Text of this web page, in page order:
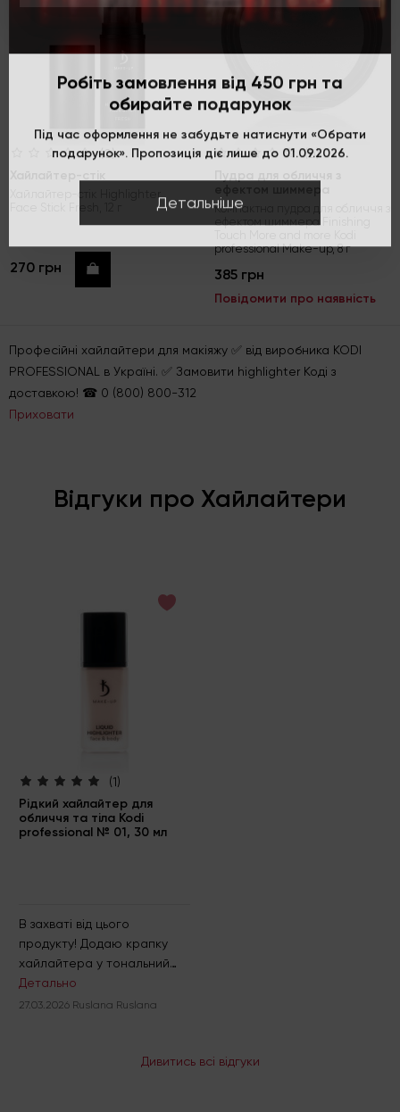
(0)
270 грн Купити
(0)
Компактна пудра для обличчя з
professional Make-up, 8 г
385 грн
Повідомити про наявність
Професійні хайлайтери для макіяжу ✅ від виробника KODI
PROFESSIONAL в Україні. ✅ Замовити highlighter Коді з
доставкою! ☎ 0 (800) 800-312
Приховати
Відгуки про Хайлайтери
(1)
Рідкий хайлайтер для
обличчя та тіла Kodi
professional № 01, 30 мл
В захваті від цього
продукту! Додаю крапку
хайлайтера у тональний
крем і отримую неймовірно
гарне підсвічування шкіри,
або жирний блиск, а
Детально
27.03.2026 Ruslana Ruslana
Дивитись всі відгуки
Робіть замовлення від 450 грн та
обирайте подарунок
Під час оформлення не забудьте натиснути «Обрати
подарунок». Пропозиція діє лише до 01.09.2026.
Детальніше